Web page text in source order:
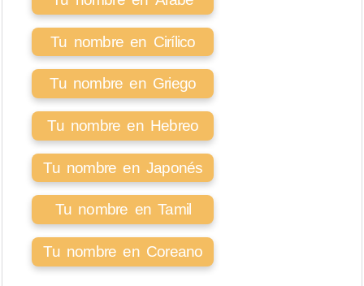
Tu nombre en Cirílico
Tu nombre en Griego
Tu nombre en Hebreo
Tu nombre en Japonés
Tu nombre en Tamil
Tu nombre en Coreano